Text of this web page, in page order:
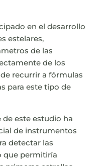
en el desarrollo
estelares,
de las
de los
recurrir a fórmulas
para este tipo de
este estudio ha
de instrumentos
detectar las
que permitiría